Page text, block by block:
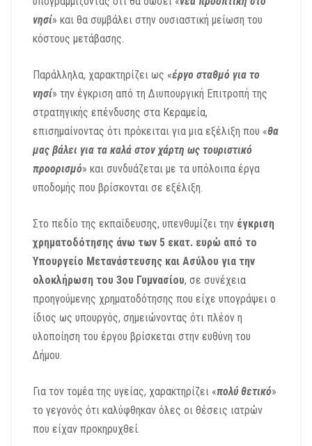
νησί» και θα συμβάλει στην ουσιαστική μείωση του
κόστους μετάβασης.
Παράλληλα, χαρακτηρίζει ως «έργο σταθμό για το
νησί» την έγκριση από τη Διυπουργική Επιτροπή της
στρατηγικής επένδυσης στα Κεραμεία,
επισημαίνοντας ότι πρόκειται για μια εξέλιξη που «θα
μας βάλει για τα καλά στον χάρτη ως τουριστικό
προορισμό» και συνδυάζεται με τα υπόλοιπα έργα
υποδομής που βρίσκονται σε εξέλιξη.
Στο πεδίο της εκπαίδευσης, υπενθυμίζει την έγκριση
χρηματοδότησης άνω των 5 εκατ. ευρώ από το
Υπουργείο Μετανάστευσης και Ασύλου για την
ολοκλήρωση του 3ου Γυμνασίου, σε συνέχεια
προηγούμενης χρηματοδότησης που είχε υπογράψει ο
ίδιος ως υπουργός, σημειώνοντας ότι πλέον η
υλοποίηση του έργου βρίσκεται στην ευθύνη του
Δήμου.
Για τον τομέα της υγείας, χαρακτηρίζει «πολύ θετικό»
το γεγονός ότι καλύφθηκαν όλες οι θέσεις ιατρών
που είχαν προκηρυχθεί.